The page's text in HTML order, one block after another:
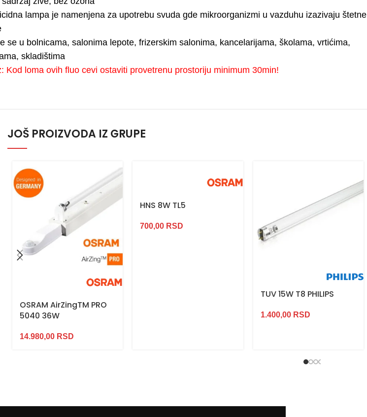
lampa je namenjena za upotrebu svuda gde mikroorganizmi u vazduhu izazivaju štetne
se u bolnicama, salonima lepote, frizerskim salonima, kancelarijama, školama, vrtićima,
skladištima
Kod loma ovih fluo cevi ostaviti provetrenu prostoriju minimum 30min!
JOŠ PROIZVODA IZ GRUPE
OSRAM AirZingTM PRO
5040 36W
14.980,00 RSD
HNS 8W TL5
700,00 RSD
TUV 15W T8 PHILIPS
1.400,00 RSD